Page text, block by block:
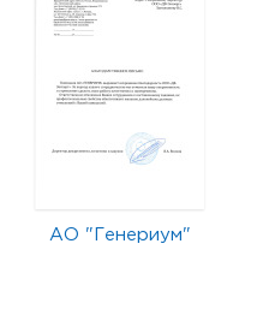
АО "Генериум"